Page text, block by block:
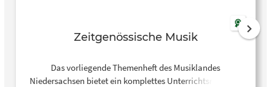
Zeitgenössische Musik
Das vorliegende Themenheft des Musiklandes
Niedersachsen bietet ein komplettes Unterrichtsmaterial